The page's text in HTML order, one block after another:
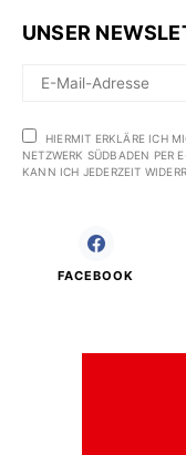
UNSER
HIERMIT ERKLÄRE ICH
NETZWERK SÜDBADEN PER
KANN ICH JEDERZEIT
FACEBOOK